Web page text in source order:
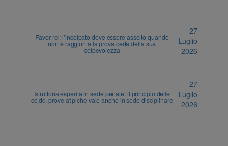
Favor rei: l’incolpato deve essere assolto quando
non è raggiunta la prova certa della sua
colpevolezza
27
Luglio
2026
Istruttoria esperita in sede penale: il principio delle
cc.dd. prove atipiche vale anche in sede disciplinare
27
Luglio
2026